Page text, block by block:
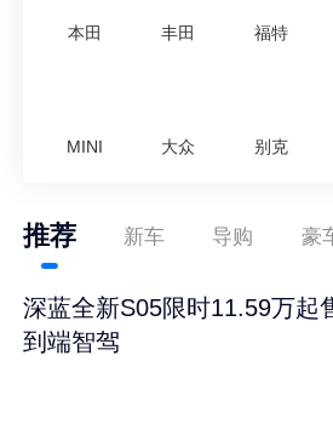
本田 丰田 福特
MINI 大众 别克
推荐 新车 导购 豪
深蓝全新S05限时11.59万起
到端智驾